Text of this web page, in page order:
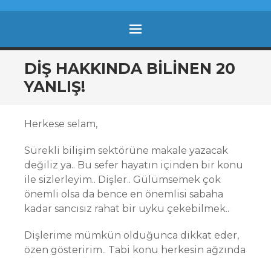
MENU
SKIP
TO
CONTENT
DIŞ HAKKINDA BILINEN 20
YANLIŞ!
Herkese selam,
Sürekli bilişim sektörüne makale yazacak
değiliz ya.. Bu sefer hayatın içinden bir konu
ile sizlerleyim.. Dişler.. Gülümsemek çok
önemli olsa da bence en önemlisi sabaha
kadar sancısız rahat bir uyku çekebilmek..
Dişlerime mümkün olduğunca dikkat eder,
özen gösteririm.. Tabi konu herkesin ağzında